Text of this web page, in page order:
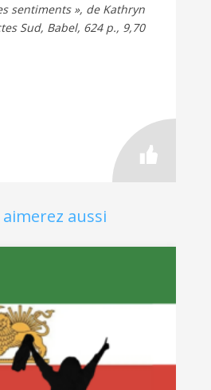
sentiments », de Kathryn
Sud, Babel, 624 p., 9,70
aussi